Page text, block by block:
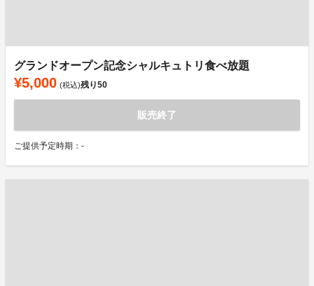
グランドオープン記念シャルキュトリ食べ放題
¥5,000 (税込)残り50
販売終了
ご提供予定時期：-